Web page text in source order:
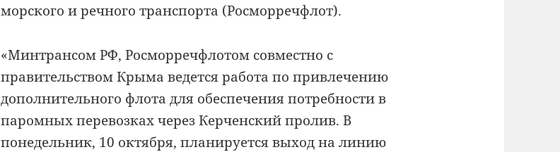
морского и речного транспорта (Росморречфлот).
«Минтрансом РФ, Росморречфлотом совместно с
правительством Крыма ведется работа по привлечению
дополнительного флота для обеспечения потребности в
паромных перевозках через Керченский пролив. В
понедельник, 10 октября, планируется выход на линию